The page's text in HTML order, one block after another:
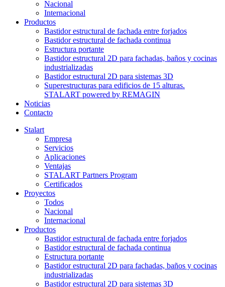
Nacional
Internacional
Productos
Bastidor estructural de fachada entre forjados
Bastidor estructural de fachada continua
Estructura portante
Bastidor estructural 2D para fachadas, baños y cocinas
industrializadas
Bastidor estructural 2D para sistemas 3D
Superestructuras para edificios de 15 alturas.
STALART powered by REMAGIN
Noticias
Contacto
Stalart
Empresa
Servicios
Aplicaciones
Ventajas
STALART Partners Program
Certificados
Proyectos
Todos
Nacional
Internacional
Productos
Bastidor estructural de fachada entre forjados
Bastidor estructural de fachada continua
Estructura portante
Bastidor estructural 2D para fachadas, baños y cocinas
industrializadas
Bastidor estructural 2D para sistemas 3D